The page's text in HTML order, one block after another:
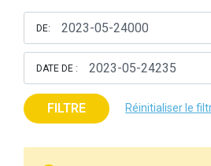
DE:
DATE DE :
FILTRE Réinitialiser le